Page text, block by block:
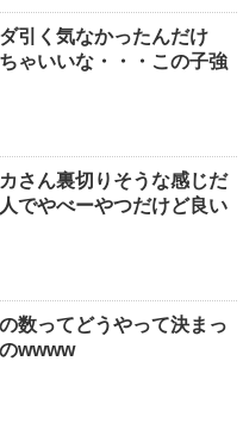
引く気なかったんだけ
ゃいいな・・・この子強
さん裏切りそうな感じだ
でやべーやつだけど良い
数ってどうやって決まっ
wwww